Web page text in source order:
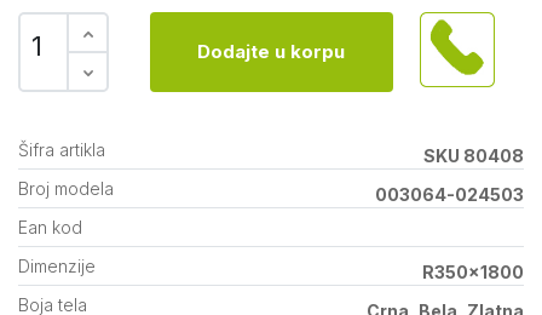
Dodajte u korpu
Šifra artikla
SKU 80408
Broj modela
003064-024503
Ean kod
Dimenzije
R350x1800
Boja tela
Crna, Bela, Zlatna